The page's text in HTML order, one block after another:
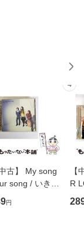
中古】 My song
song / いきも
り / [CD]
メール便送料無
円
4
【
R
産